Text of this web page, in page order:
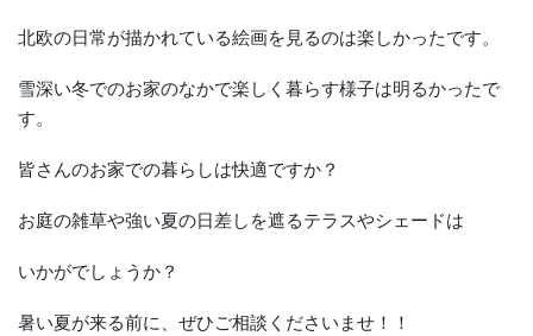
北欧の日常が描かれている絵画を見るのは楽しかったです。
雪深い冬でのお家のなかで楽しく暮らす様子は明るかったで
す。
皆さんのお家での暮らしは快適ですか？
お庭の雑草や強い夏の日差しを遮るテラスやシェードは
いかがでしょうか？
暑い夏が来る前に、ぜひご相談くださいませ！！